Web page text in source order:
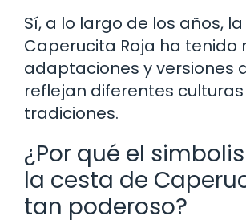
Sí, a lo largo de los años,
Caperucita Roja ha tenido
adaptaciones y versiones
reflejan diferentes
tradiciones.
¿Por qué el
la cesta de
tan poderoso?